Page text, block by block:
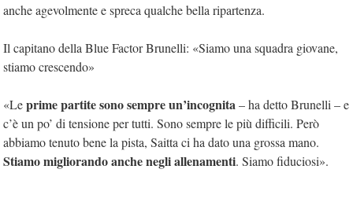
anche agevolmente e spreca qualche bella ripartenza.
Il capitano della Blue Factor Brunelli: «Siamo una squadra giovane,
stiamo crescendo»
«Leprime partite sono sempre un’incognita– ha detto Brunelli – e
c’è un po’ di tensione per tutti. Sono sempre le più difficili. Però
abbiamo tenuto bene la pista, Saitta ci ha dato una grossa mano.
Stiamo migliorando anche negli allenamenti. Siamo fiduciosi».